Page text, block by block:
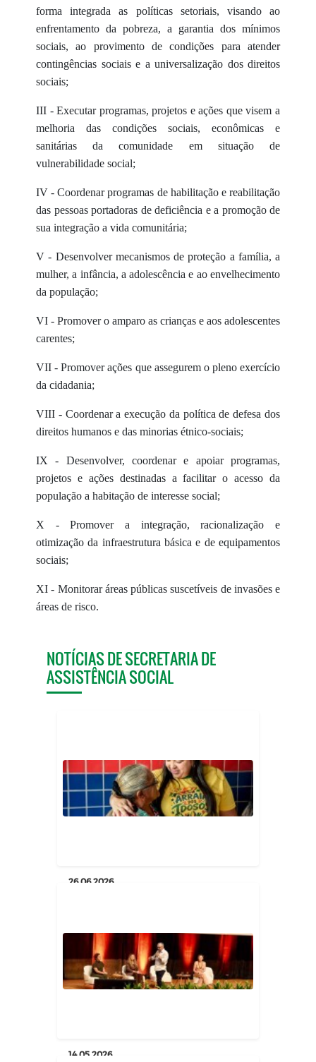
forma integrada as políticas setoriais, visando ao
enfrentamento da pobreza, a garantia dos mínimos
sociais, ao provimento de condições para atender
contingências sociais e a universalização dos direitos
sociais;
III - Executar programas, projetos e ações que visem a
melhoria das condições sociais, econômicas e
sanitárias da comunidade em situação de
vulnerabilidade social;
IV - Coordenar programas de habilitação e reabilitação
das pessoas portadoras de deficiência e a promoção de
sua integração a vida comunitária;
V - Desenvolver mecanismos de proteção a família, a
mulher, a infância, a adolescência e ao envelhecimento
da população;
VI - Promover o amparo as crianças e aos adolescentes
carentes;
VII - Promover ações que assegurem o pleno exercício
da cidadania;
VIII - Coordenar a execução da política de defesa dos
direitos humanos e das minorias étnico-sociais;
IX - Desenvolver, coordenar e apoiar programas,
projetos e ações destinadas a facilitar o acesso da
população a habitação de interesse social;
X - Promover a integração, racionalização e
otimização da infraestrutura básica e de equipamentos
sociais;
XI - Monitorar áreas públicas suscetíveis de invasões e
áreas de risco.
NOTÍCIAS DE SECRETARIA DE
ASSISTÊNCIA SOCIAL
26.06.2026
Arraia dos Idosos em Poço Dantas
celebra tradição e convivên...
14.05.2026